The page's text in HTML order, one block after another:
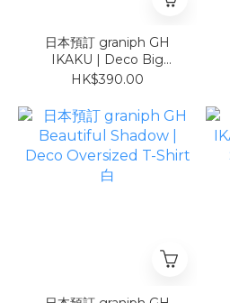
日本預訂 graniph GH
IKAKU | Deco Big
Silhouette T-Shirt 白
HK$390.00